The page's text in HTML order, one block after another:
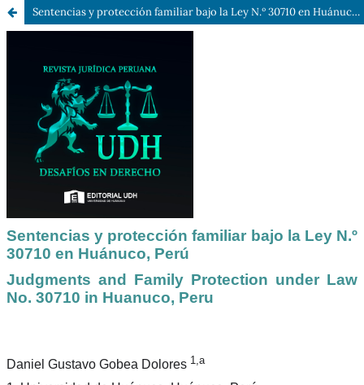
Sentencias y protección familiar bajo la Ley N.º 30710 en Huánuco, Perú